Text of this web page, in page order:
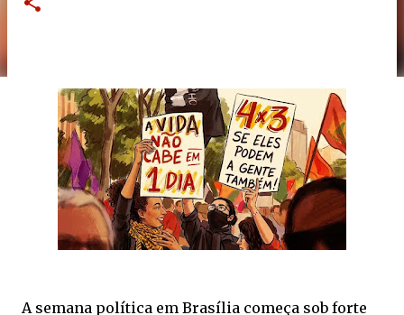
A semana política em Brasília começa sob forte